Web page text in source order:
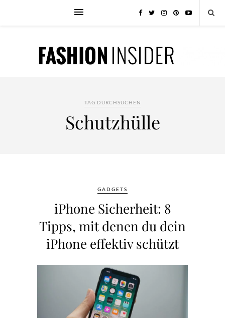
TAG DURCHSUCHEN
Schutzhülle
GADGETS
iPhone Sicherheit: 8
Tipps, mit denen du dein
iPhone effektiv schützt